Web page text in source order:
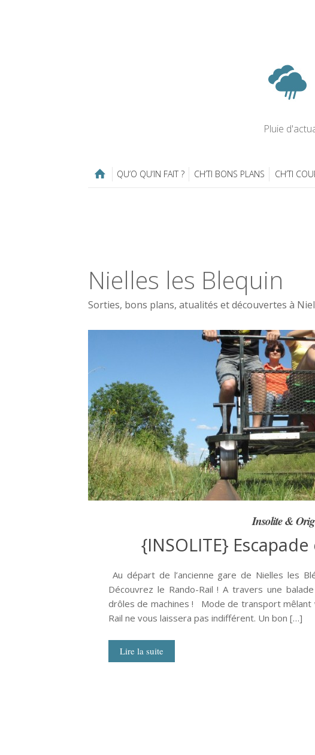
Pluie
QU’O QU’IN FAIT ? CH’TI BONS PLANS CH’TI
Nielles les Blequin
Sorties, bons plans, atualités et découvertes à
Insolite &
{INSOLITE}
Au départ de l’ancienne gare de Nielles les
Découvrez le Rando-Rail ! A travers une
drôles de machines ! Mode de transport mêlant
Rail ne vous laissera pas indifférent. Un bon […]
Lire la suite